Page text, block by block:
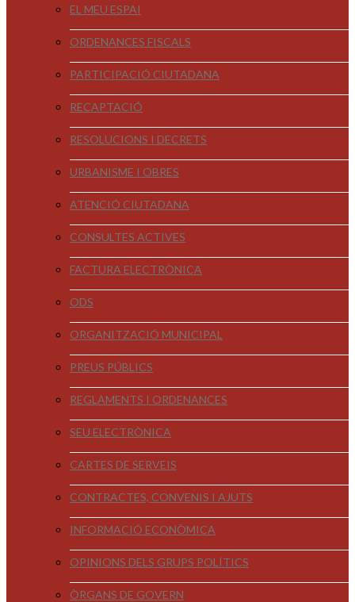
EL MEU ESPAI
ORDENANCES FISCALS
PARTICIPACIÓ CIUTADANA
RECAPTACIÓ
RESOLUCIONS I DECRETS
URBANISME I OBRES
ATENCIÓ CIUTADANA
CONSULTES ACTIVES
FACTURA ELECTRÒNICA
ODS
ORGANITZACIÓ MUNICIPAL
PREUS PÚBLICS
REGLAMENTS I ORDENANCES
SEU ELECTRÒNICA
CARTES DE SERVEIS
CONTRACTES, CONVENIS I AJUTS
INFORMACIÓ ECONÒMICA
OPINIONS DELS GRUPS POLÍTICS
ÒRGANS DE GOVERN